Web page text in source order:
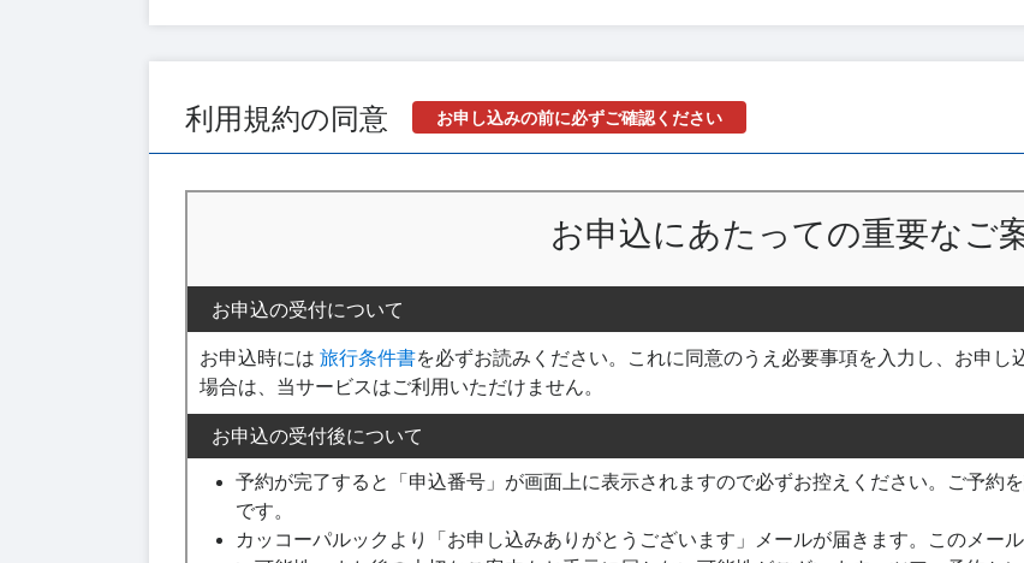
利用規約の同意 お申し込みの前に必ずご確認ください